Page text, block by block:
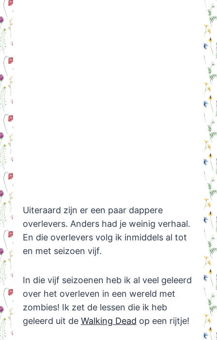
Uiteraard zijn er een paar dappere
overlevers. Anders had je weinig verhaal.
En die overlevers volg ik inmiddels al tot
en met seizoen vijf.
In die vijf seizoenen heb ik al veel geleerd
over het overleven in een wereld met
zombies! Ik zet de lessen die ik heb
geleerd uit de Walking Dead op een rijtje!